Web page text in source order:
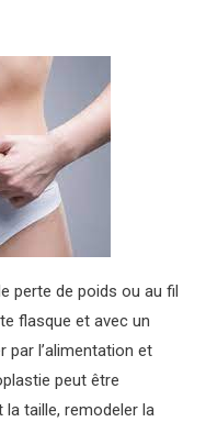
perte de poids ou au fil
flasque et avec un
par l’alimentation et
peut être
la taille, remodeler la